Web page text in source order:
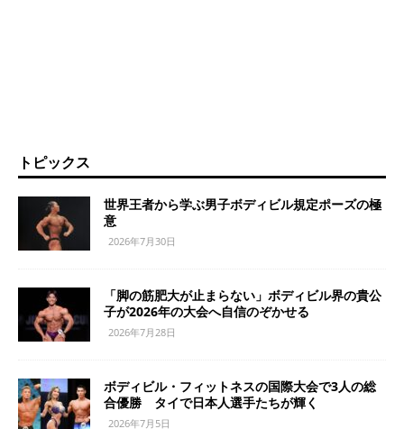
トピックス
世界王者から学ぶ男子ボディビル規定ポーズの極
意
2026年7月30日
「脚の筋肥大が止まらない」ボディビル界の貴公
子が2026年の大会へ自信のぞかせる
2026年7月28日
ボディビル・フィットネスの国際大会で3人の総
合優勝 タイで日本人選手たちが輝く
2026年7月5日